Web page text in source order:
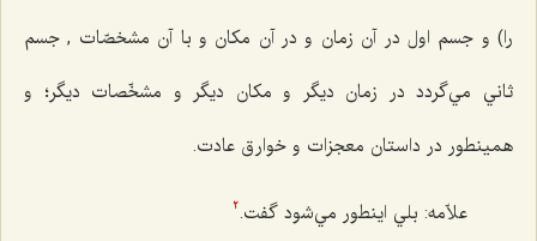
را) و جسم اول در آن زمان و در آن مكان و با آن مشخصّات , جسم
ثاني مي‌گردد در زمان ديگر و مكان ديگر و مشخّصات ديگر؛ و
همينطور در داستان معجزات و خوارق عادت.
علاّمه: بلي اينطور مي‌شود گفت.2